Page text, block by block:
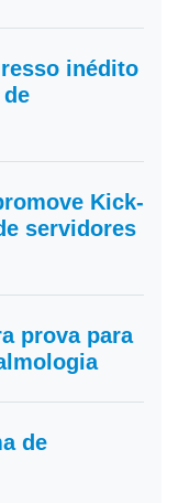
inédito
Kick-
servidores
prova para
de